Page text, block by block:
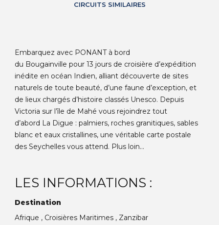
CIRCUITS SIMILAIRES
Embarquez avec PONANT à bord
du Bougainville pour 13 jours de croisière d’expédition
inédite en océan Indien, alliant découverte de sites
naturels de toute beauté, d’une faune d’exception, et
de lieux chargés d’histoire classés Unesco. Depuis
Victoria sur l’île de Mahé vous rejoindrez tout
d’abord La Digue : palmiers, roches granitiques, sables
blanc et eaux cristallines, une véritable carte postale
des Seychelles vous attend. Plus loin...
LES INFORMATIONS :
Destination
Afrique , Croisières Maritimes , Zanzibar